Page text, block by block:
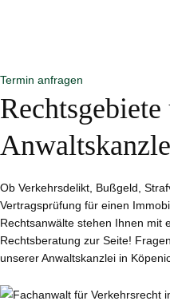
Termin anfragen
Rechtsgebiete
Ob Verkehrsdelikt, Bußgeld,
Vertragsprüfung für einen
Rechtsanwälte stehen Ihnen mit
Rechtsberatung zur Seite!
unserer Anwaltskanzlei in